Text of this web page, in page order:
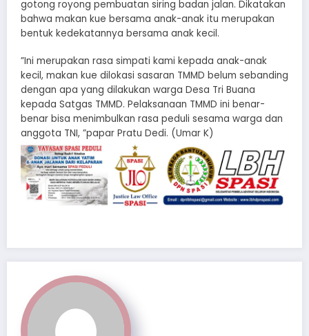
gotong royong pembuatan siring badan jalan. Dikatakan
bahwa makan kue bersama anak-anak itu merupakan
bentuk kedekatannya bersama anak kecil.
”Ini merupakan rasa simpati kami kepada anak-anak
kecil, makan kue dilokasi sasaran TMMD belum sebanding
dengan apa yang dilakukan warga Desa Tri Buana
kepada Satgas TMMD. Pelaksanaan TMMD ini benar-
benar bisa menimbulkan rasa peduli sesama warga dan
anggota TNI, ”papar Pratu Dedi. (Umar K)